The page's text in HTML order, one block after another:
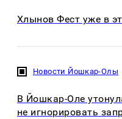
Хлынов Фест уже в
Новости Йошкар-Олы
В Йошкар-Оле
не игнорировать